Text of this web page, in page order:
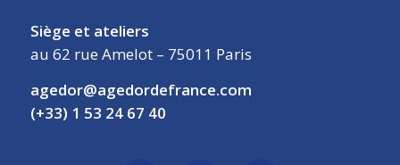
Siège et ateliers
au 62 rue Amelot – 75011 Paris
agedor@agedordefrance.com
(+33) 1 53 24 67 40